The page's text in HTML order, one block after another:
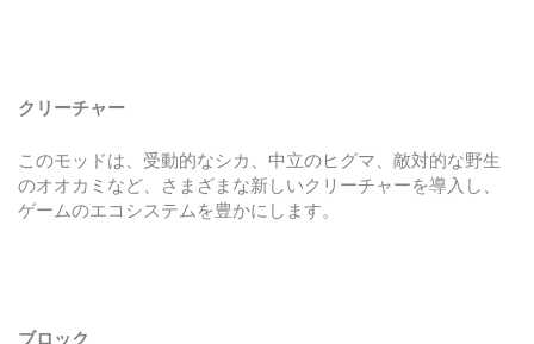
クリーチャー
このモッドは、受動的なシカ、中立のヒグマ、敵対的な野生
のオオカミなど、さまざまな新しいクリーチャーを導入し、
ゲームのエコシステムを豊かにします。
ブロック